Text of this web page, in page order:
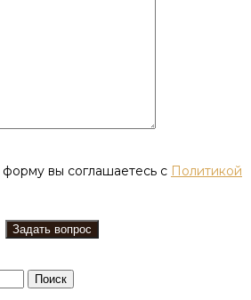
вы соглашаетесь с Политикой
Поиск